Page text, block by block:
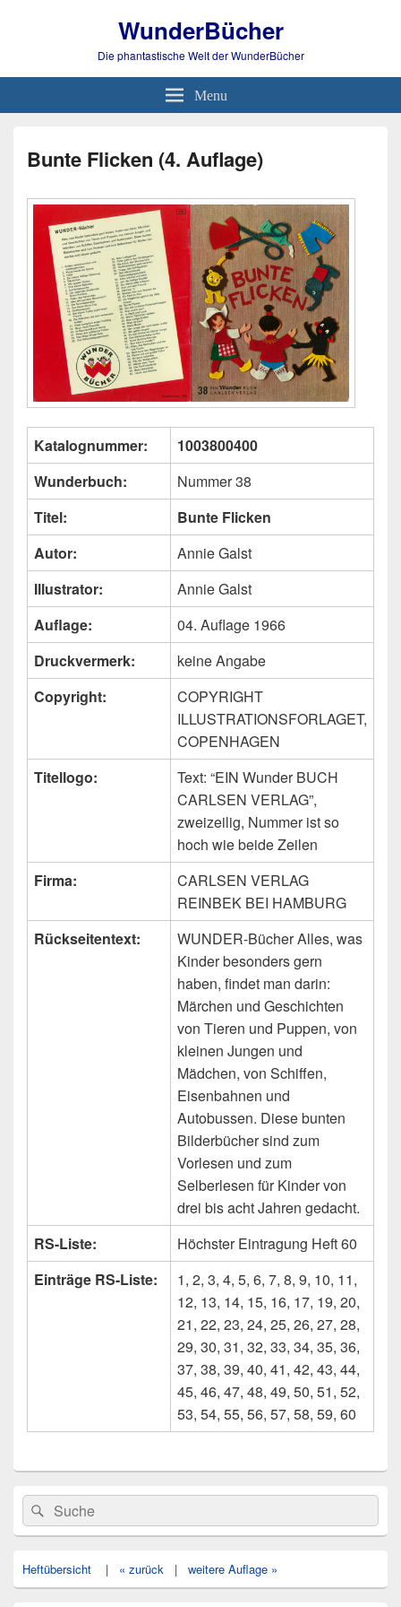
WunderBücher
Die phantastische Welt der WunderBücher
Menu
Bunte Flicken (4. Auflage)
Katalognummer:
1003800400
Wunderbuch:
Nummer 38
Titel:
Bunte Flicken
Autor:
Annie Galst
Illustrator:
Annie Galst
Auflage:
04. Auflage 1966
Druckvermerk:
keine Angabe
Copyright:
COPYRIGHT
ILLUSTRATIONSFORLAGET,
COPENHAGEN
Titellogo:
Text: “EIN Wunder BUCH
CARLSEN VERLAG”,
zweizeilig, Nummer ist so
hoch wie beide Zeilen
Firma:
CARLSEN VERLAG
REINBEK BEI HAMBURG
Rückseitentext:
WUNDER-Bücher Alles, was
Kinder besonders gern
haben, findet man darin:
Märchen und Geschichten
von Tieren und Puppen, von
kleinen Jungen und
Mädchen, von Schiffen,
Eisenbahnen und
Autobussen. Diese bunten
Bilderbücher sind zum
Vorlesen und zum
Selberlesen für Kinder von
drei bis acht Jahren gedacht.
RS-Liste:
Höchster Eintragung Heft 60
Einträge RS-Liste:
1, 2, 3, 4, 5, 6, 7, 8, 9, 10, 11,
12, 13, 14, 15, 16, 17, 19, 20,
21, 22, 23, 24, 25, 26, 27, 28,
29, 30, 31, 32, 33, 34, 35, 36,
37, 38, 39, 40, 41, 42, 43, 44,
45, 46, 47, 48, 49, 50, 51, 52,
53, 54, 55, 56, 57, 58, 59, 60
Primärer
Seitenleisten
Widget-
Bereich
Search
for:
Suche
Heftübersicht | « zurück | weitere Auflage »